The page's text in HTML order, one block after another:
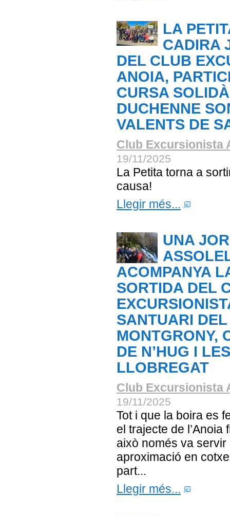
LA
CADIRA
DEL CLUB
ANOIA,
CURSA
DUCHENNE
VALENTS DE
Club Excursionista
19/11/2025
La Petita torna a
causa!
Llegir més...
UNA
ACOMPANYA
SORTIDA DEL
SANTUARI DEL
MONTGRONY,
DE N’HUG I
LLOBREGAT
Club Excursionista
19/11/2025
Tot i que la boira es
el trajecte de l’Anoia
això només va
aproximació en
part...
Llegir més...